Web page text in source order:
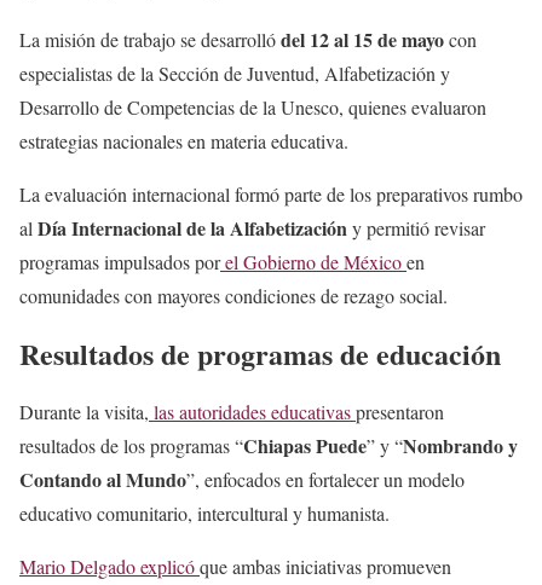
La misión de trabajo se desarrollódel 12 al 15 de mayocon
especialistas de la Sección de Juventud, Alfabetización y
Desarrollo de Competencias de la Unesco, quienes evaluaron
estrategias nacionales en materia educativa.
La evaluación internacional formó parte de los preparativos rumbo
al Día Internacional de la Alfabetizacióny permitió revisar
programas impulsados porel Gobierno de Méxicoen
comunidades con mayores condiciones de rezago social.
Resultados de programas de educación
Durante la visita, las autoridades educativaspresentaron
resultados de los programas “Chiapas Puede” y “Nombrando y
Contando al Mundo”, enfocados en fortalecer un modelo
educativo comunitario, intercultural y humanista.
Mario Delgado explicóque ambas iniciativas promueven